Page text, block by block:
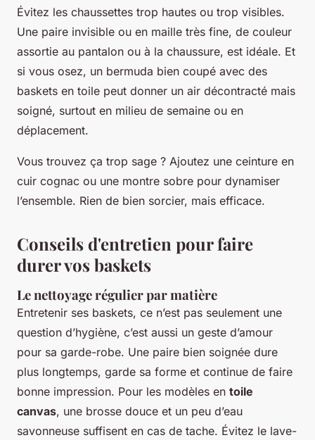
Évitez les chaussettes trop hautes ou trop visibles.
Une paire invisible ou en maille très fine, de couleur
assortie au pantalon ou à la chaussure, est idéale. Et
si vous osez, un bermuda bien coupé avec des
baskets en toile peut donner un air décontracté mais
soigné, surtout en milieu de semaine ou en
déplacement.
Vous trouvez ça trop sage ? Ajoutez une ceinture en
cuir cognac ou une montre sobre pour dynamiser
l’ensemble. Rien de bien sorcier, mais efficace.
Conseils d'entretien pour faire
durer vos baskets
Le nettoyage régulier par matière
Entretenir ses baskets, ce n’est pas seulement une
question d’hygiène, c’est aussi un geste d’amour
pour sa garde-robe. Une paire bien soignée dure
plus longtemps, garde sa forme et continue de faire
bonne impression. Pour les modèles en toile
canvas, une brosse douce et un peu d’eau
savonneuse suffisent en cas de tache. Évitez le lave-